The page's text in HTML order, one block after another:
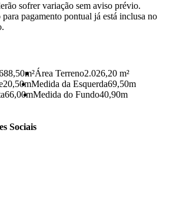
sofrer variação sem aviso prévio.
pagamento pontual já está inclusa no
Área Terreno2.026,20 m²
20,50mMedida da Esquerda69,50m
66,00mMedida do Fundo40,90m
Sociais